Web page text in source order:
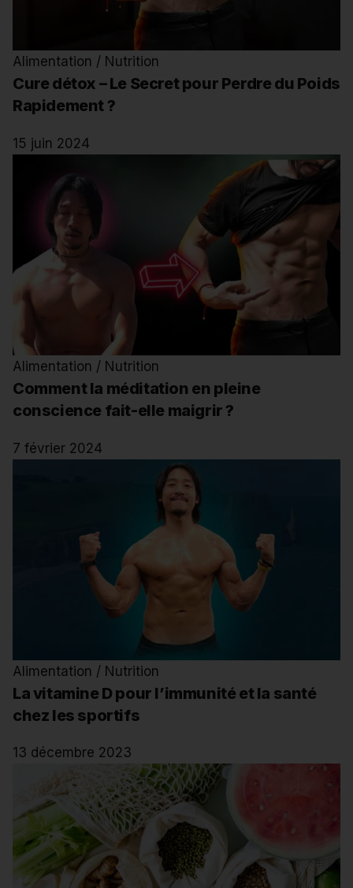
Alimentation / Nutrition
Cure détox – Le Secret pour Perdre du Poids
Rapidement ?
15 juin 2024
Alimentation / Nutrition
Comment la méditation en pleine
conscience fait-elle maigrir ?
7 février 2024
Alimentation / Nutrition
La vitamine D pour l’immunité et la santé
chez les sportifs
13 décembre 2023